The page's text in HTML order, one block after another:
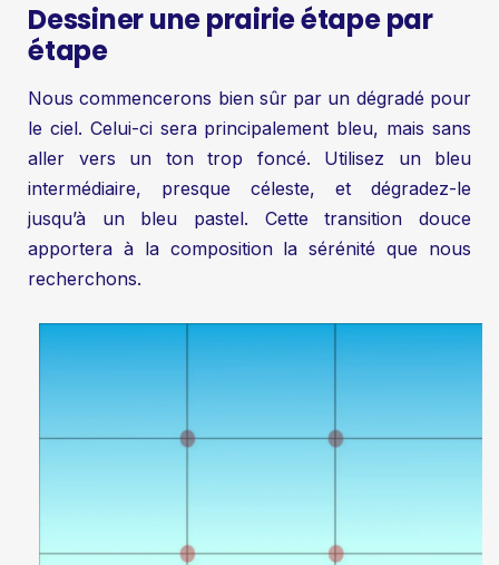
Dessiner une prairie étape par
étape
Nous commencerons bien sûr par un dégradé pour
le ciel. Celui-ci sera principalement bleu, mais sans
aller vers un ton trop foncé. Utilisez un bleu
intermédiaire, presque céleste, et dégradez-le
jusqu’à un bleu pastel. Cette transition douce
apportera à la composition la sérénité que nous
recherchons.